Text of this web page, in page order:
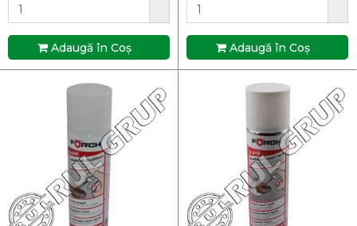
Adaugă în Coş Adaugă în Coş